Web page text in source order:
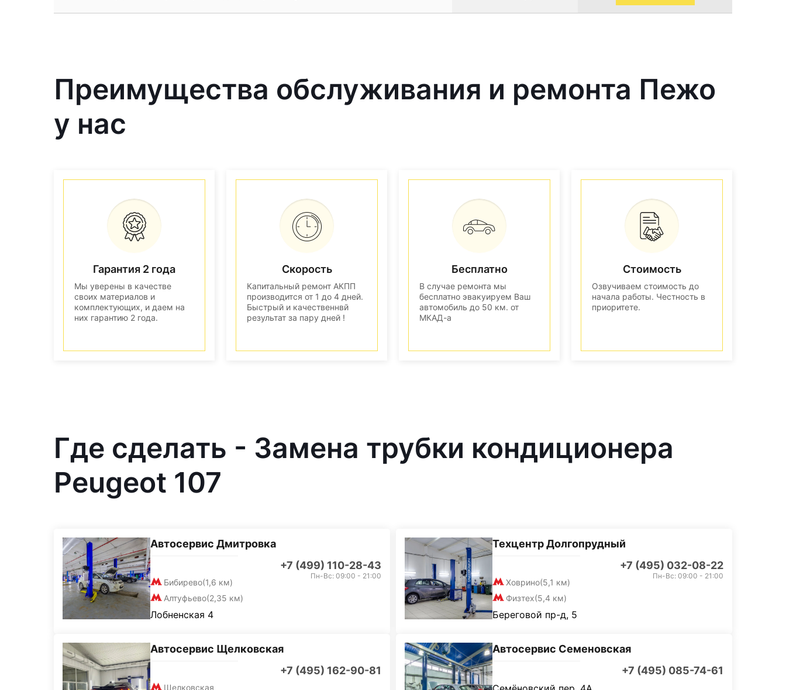
Преимущества обслуживания и ремонта Пежо
у нас
Гарантия 2 года
Мы уверены в качестве
своих материалов и
комплектующих, и даем на
них гарантию 2 года.
Скорость
Капитальный ремонт АКПП
производится от 1 до 4 дней.
Быстрый и качественнвй
результат за пару дней !
Бесплатно
В случае ремонта мы
бесплатно эвакуируем Ваш
автомобиль до 50 км. от
МКАД-а
Стоимость
Озвучиваем стоимость до
начала работы. Честность в
приоритете.
Где сделать - Замена трубки кондиционера
Peugeot 107
Автосервис Дмитровка
+7 (499) 110-28-43
Бибирево(1,6 км)
Алтуфьево(2,35 км)
Пн-Вс: 09:00 - 21:00
Лобненская 4
Техцентр Долгопрудный
+7 (495) 032-08-22
Ховрино(5,1 км)
Физтех(5,4 км)
Пн-Вс: 09:00 - 21:00
Береговой пр-д, 5
Автосервис Щелковская
+7 (495) 162-90-81
Щелковская
Автосервис Семеновская
+7 (495) 085-74-61